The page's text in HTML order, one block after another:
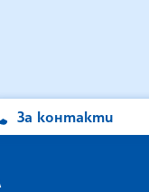
За контакти